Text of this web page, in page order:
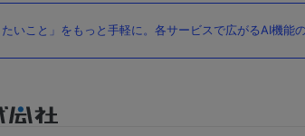
いこと」をもっと手軽に。各サービスで広がるAI機能